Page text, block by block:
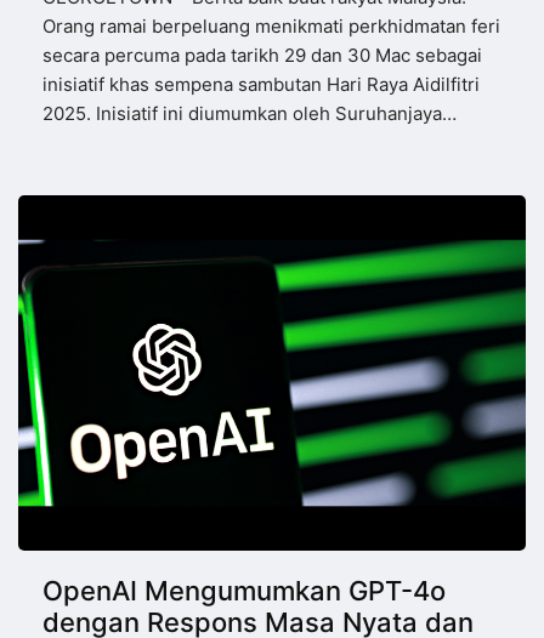
Orang ramai berpeluang menikmati perkhidmatan feri
secara percuma pada tarikh 29 dan 30 Mac sebagai
inisiatif khas sempena sambutan Hari Raya Aidilfitri
2025. Inisiatif ini diumumkan oleh Suruhanjaya…
OpenAI Mengumumkan GPT-4o
dengan Respons Masa Nyata dan